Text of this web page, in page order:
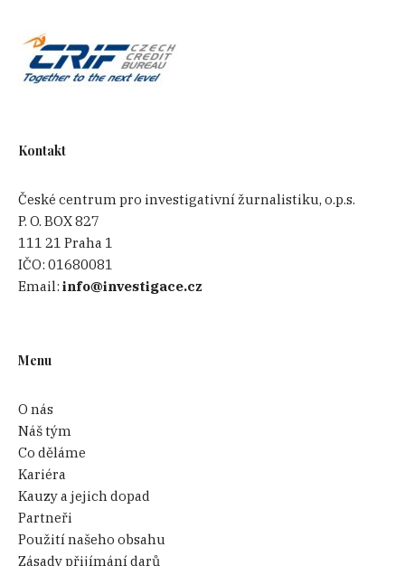
Kontakt
České centrum pro investigativní žurnalistiku, o.p.s.
P. O. BOX 827
111 21 Praha 1
IČO:01680081
Email:info@investigace.cz
Menu
O nás
Náš tým
Co děláme
Kariéra
Kauzy a jejich dopad
Partneři
Použití našeho obsahu
Zásady přijímání darů